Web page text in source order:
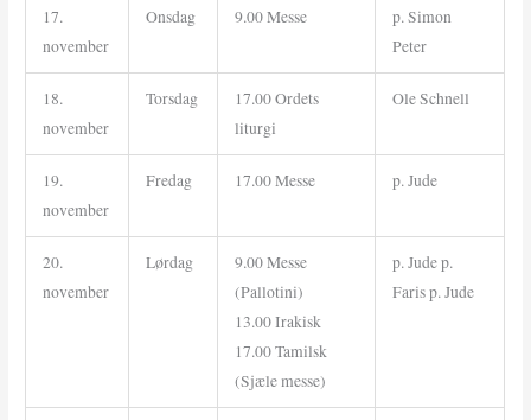
17.
november
Onsdag 9.00 Messe
p. Simon
Peter
18.
november
Torsdag
17.00 Ordets
liturgi
Ole Schnell
19.
november
Fredag 17.00 Messe p. Jude
20.
november
Lørdag
9.00 Messe
(Pallotini)
13.00 Irakisk
17.00 Tamilsk
(Sjæle messe)
p. Jude p.
Faris p. Jude